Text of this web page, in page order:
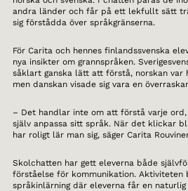
andra länder och får på ett lekfullt sätt
sig förstådda över språkgränserna.
För Carita och hennes finlandssvenska
nya insikter om grannspråken.
såklart ganska lätt att förstå, norskan var
men danskan visade sig vara en
– Det handlar inte om att förstå varje
själv anpassa sitt språk. När det klickar
har roligt lär man sig, säger Carita
Skolchatten har gett eleverna både
förståelse för kommunikation. Aktiviteten
språkinlärning där eleverna får en